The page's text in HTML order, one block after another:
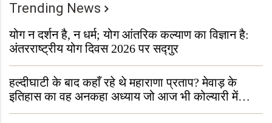
Trending News
योग न दर्शन है, न धर्म; योग आंतरिक कल्याण का विज्ञान है:
अंतरराष्ट्रीय योग दिवस 2026 पर सद्गुर
हल्दीघाटी के बाद कहाँ रहे थे महाराणा प्रताप? मेवाड़ के
इतिहास का वह अनकहा अध्याय जो आज भी कोल्यारी में
जीवित है